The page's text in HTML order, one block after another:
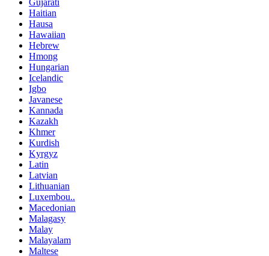
Gujarati
Haitian
Hausa
Hawaiian
Hebrew
Hmong
Hungarian
Icelandic
Igbo
Javanese
Kannada
Kazakh
Khmer
Kurdish
Kyrgyz
Latin
Latvian
Lithuanian
Luxembou..
Macedonian
Malagasy
Malay
Malayalam
Maltese